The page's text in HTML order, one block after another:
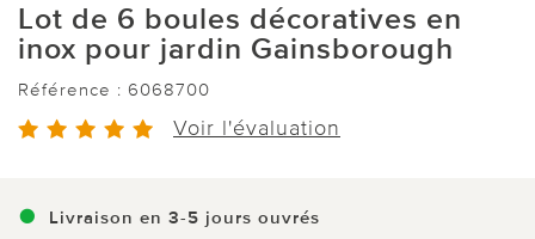
Lot de 6 boules décoratives en
inox pour jardin Gainsborough
Référence : 6068700
Voir l'évaluation
Livraison en 3-5 jours ouvrés